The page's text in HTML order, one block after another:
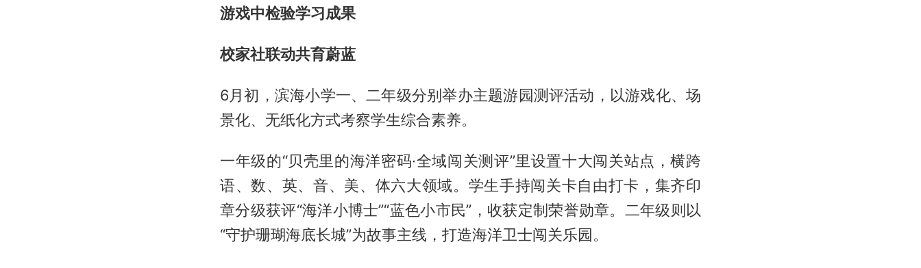
游戏中检验学习成果
校家社联动共育蔚蓝
6月初，滨海小学一、二年级分别举办主题游园测评活动，以游戏化、场
景化、无纸化方式考察学生综合素养。
一年级的“贝壳里的海洋密码·全域闯关测评”里设置十大闯关站点，横跨
语、数、英、音、美、体六大领域。学生手持闯关卡自由打卡，集齐印
章分级获评“海洋小博士”“蓝色小市民”，收获定制荣誉勋章。二年级则以
“守护珊瑚海底长城”为故事主线，打造海洋卫士闯关乐园。